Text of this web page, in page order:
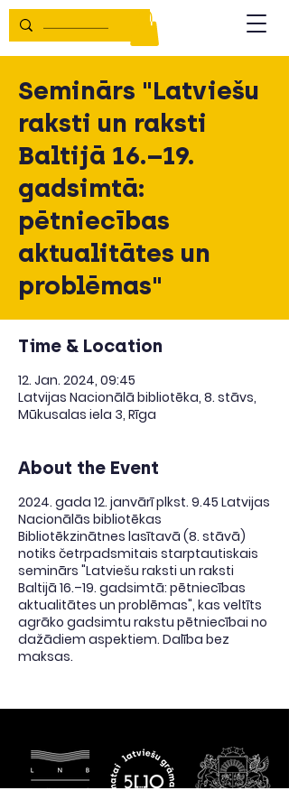
Seminārs "Latviešu
raksti un raksti
Baltijā 16.–19.
gadsimtā:
pētniecības
aktualitātes un
problēmas"
Time & Location
12. Jan. 2024, 09:45
Latvijas Nacionālā bibliotēka, 8. stāvs,
Mūkusalas iela 3, Rīga
About the Event
2024. gada 12. janvārī plkst. 9.45 Latvijas
Nacionālās bibliotēkas
Bibliotēkzinātnes lasītavā (8. stāvā)
notiks četrpadsmitais starptautiskais
seminārs "Latviešu raksti un raksti
Baltijā 16.–19. gadsimtā: pētniecības
aktualitātes un problēmas", kas veltīts
agrāko gadsimtu rakstu pētniecībai no
dažādiem aspektiem. Dalība bez
maksas.
piedalīsies valodnieki un
atradumiem. Seminārā savus darbus
prezentēs zinātnieki, kas pārstāv